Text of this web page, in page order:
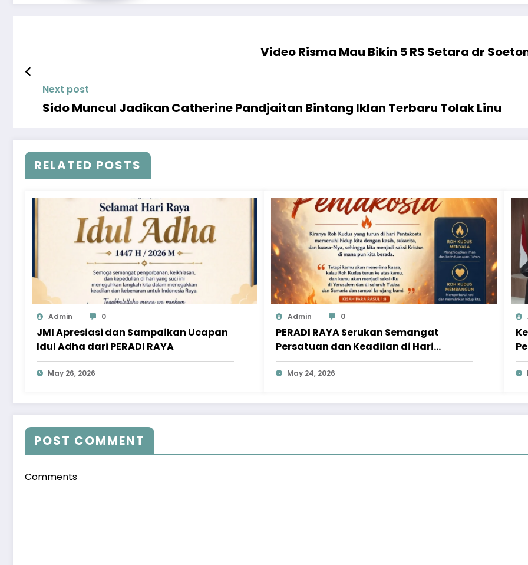
Video Risma Mau Bikin 5 RS Setara dr
Next post
Sido Muncul Jadikan Catherine Pandjaitan Bintang Iklan Terbaru Tolak Linu
RELATED POSTS
Admin 0
JMI Apresiasi dan Sampaikan Ucapan
Idul Adha dari PERADI RAYA
May 26, 2026
Admin 0
PERADI RAYA Serukan Semangat
Persatuan dan Keadilan di Hari
Pentakosta
May 24, 2026
POST COMMENT
Comments